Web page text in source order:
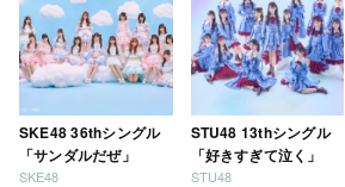
SKE48 36thシングル
「サンダルだぜ」
SKE48
STU48 13thシングル
「好きすぎて泣く」
STU48